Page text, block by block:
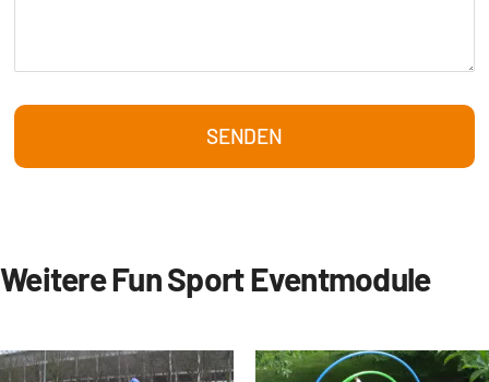
SENDEN
Weitere Fun Sport Eventmodule